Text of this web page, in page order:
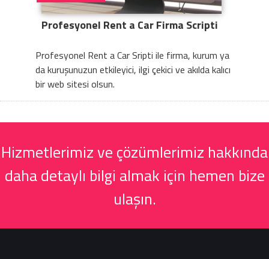
Profesyonel Rent a Car Firma Scripti
Profesyonel Rent a Car Sripti ile firma, kurum ya
da kuruşunuzun etkileyici, ilgi çekici ve akılda kalıcı
bir web sitesi olsun.
Hizmetlerimiz ve çözümlerimiz hakkında
daha detaylı bilgi almak için hemen bize
ulaşın.